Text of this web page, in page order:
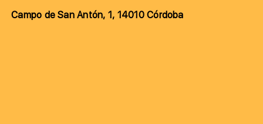
Campo de San Antón, 1, 14010 Córdoba